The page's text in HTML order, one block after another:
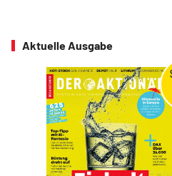
Aktuelle Ausgabe